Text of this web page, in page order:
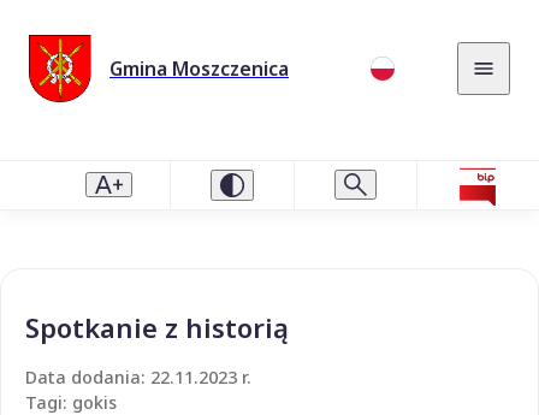
Gmina Moszczenica
Spotkanie z historią
Data dodania: 22.11.2023 r.
Tagi: gokis